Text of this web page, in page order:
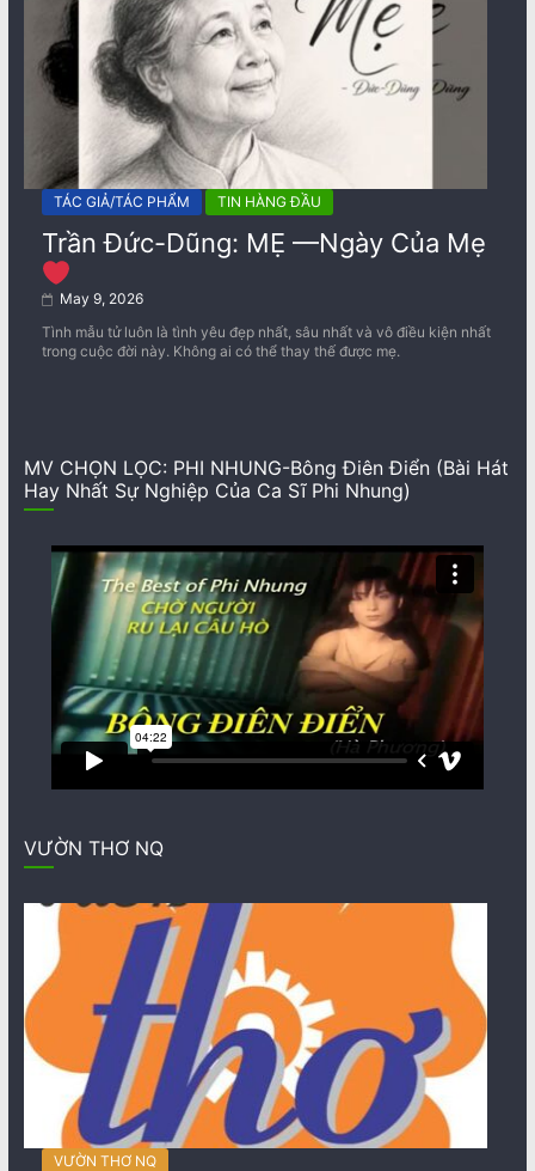
TÁC GIẢ/TÁC PHẨM TIN HÀNG ĐẦU
Trần Đức-Dũng: MẸ —Ngày Của Mẹ
May 9, 2026
Tình mẫu tử luôn là tình yêu đẹp nhất, sâu nhất và vô điều kiện nhất
trong cuộc đời này. Không ai có thể thay thế được mẹ.
MV CHỌN LỌC: PHI NHUNG-Bông Điên Điển (Bài Hát
Hay Nhất Sự Nghiệp Của Ca Sĩ Phi Nhung)
VƯỜN THƠ NQ
VƯỜN THƠ NQ